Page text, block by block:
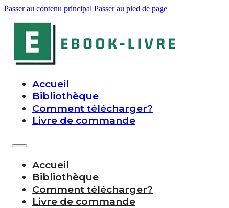
Passer au contenu principal Passer au pied de page
Accueil
Bibliothèque
Comment télécharger?
Livre de commande
Accueil
Bibliothèque
Comment télécharger?
Livre de commande